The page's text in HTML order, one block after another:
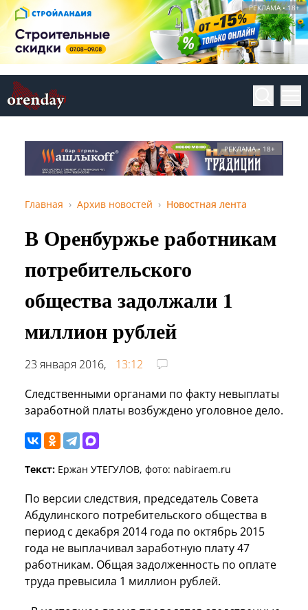
РЕКЛАМА • 18+
РЕКЛАМА • 18+
Главная Архив новостей Новостная лента
В Оренбуржье работникам
потребительского
общества задолжали 1
миллион рублей
23 января 2016,
13:12
Следственными органами по факту невыплаты
заработной платы возбуждено уголовное дело.
Текст: Ержан УТЕГУЛОВ, фото: nabiraem.ru
По версии следствия, председатель Совета
Абдулинского потребительского общества в
период с декабря 2014 года по октябрь 2015
года не выплачивал заработную плату 47
работникам. Общая задолженность по оплате
труда превысила 1 миллион рублей.